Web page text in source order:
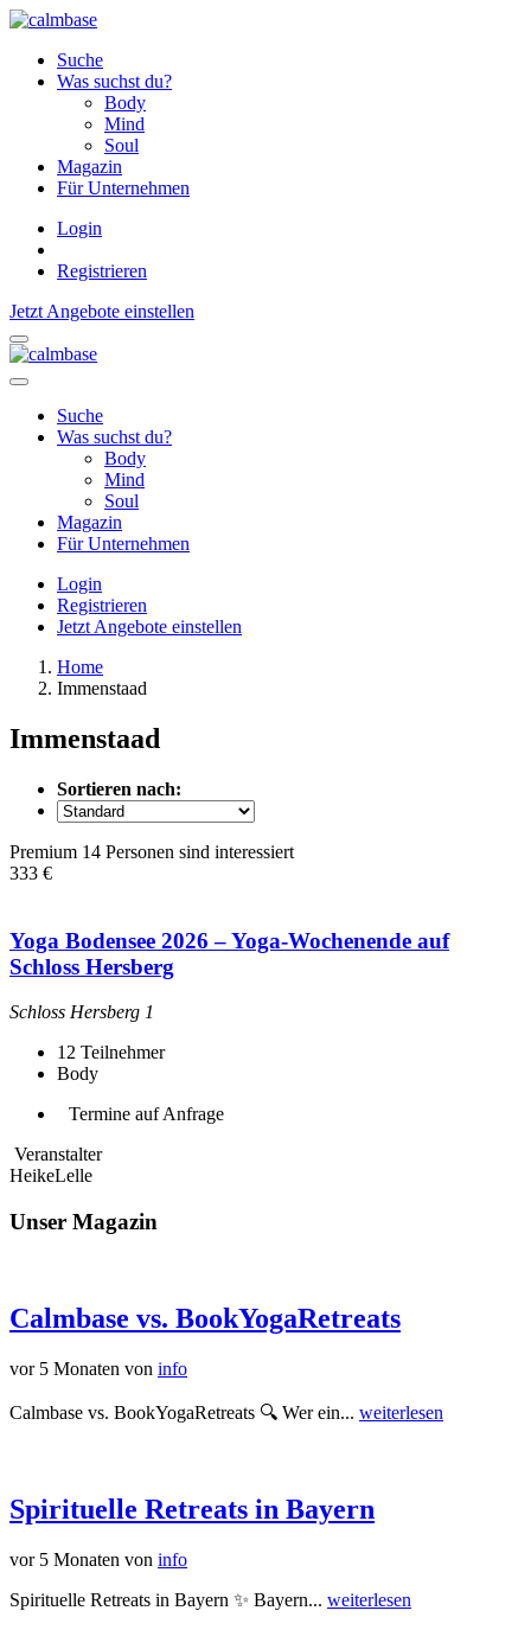
Suche
Was suchst du?
Body
Mind
Soul
Magazin
Für Unternehmen
Login
Registrieren
Jetzt Angebote einstellen
Suche
Was suchst du?
Body
Mind
Soul
Magazin
Für Unternehmen
Login
Registrieren
Jetzt Angebote einstellen
Home
Immenstaad
Immenstaad
Sortieren nach:
Premium 14 Personen sind interessiert
333 €
Yoga Bodensee 2026 – Yoga-Wochenende auf
Schloss Hersberg
Schloss Hersberg 1
12 Teilnehmer
Body
Termine auf Anfrage
Veranstalter
HeikeLelle
Unser Magazin
Calmbase vs. BookYogaRetreats
vor 5 Monaten von info
Calmbase vs. BookYogaRetreats 🔍 Wer ein... weiterlesen
Spirituelle Retreats in Bayern
vor 5 Monaten von info
Spirituelle Retreats in Bayern ✨ Bayern... weiterlesen